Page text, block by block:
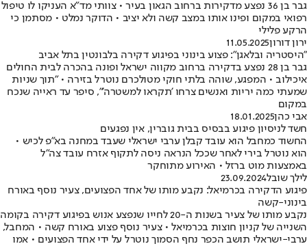
גבר בן 36 נפצע מדקירות ברחוב הגאון בעיר • צוותי מד"א העניקו לו טיפול
רפואי במקום ופינו אותו במצב קשה ולא יציב • הדוקר נמלט • מסתמן כי
הרקע פלילי
ירון דורון11.05.2025
"היסטריה ובלאגן": פצוע בינוני בפיגוע דקירה בלבונטין בתל אביב
גבר בן 28 נפצע בדקירה ברחוב מקווה ישראל ופונה בהכרה לבית החולים
איכילוב • המפגע, שוהה בלתי חוקי מטולכרם נוטרל בזירה • "תוך שניות
שמעתי כמה יריות ואנשים צרחו 'תקראו למשטרה'", סיפר עד ראייה שנכח
במקום
אבי כהן18.01.2025
חשד לניסיון פיגוע בבסיס בבית גוברין, אין נפגעים
החשוד כמחבל הוא עובד קבלן ערבי ישראלי שעבד במחנה בא"פ לכיש •
הוא נוטרל בירי לאחר שככל הנראה ניסה לתקוף אזרח עובד צה"ל
באמצעות מוט ברזל • האירוע מתוחקר
לילך שובל23.09.2024
פיגוע הדקירה בכרמיאל: נקבע מותו של אחד הפצועים, צעיר נוסף באורח
בינוני-קשה
נקבע מותו של צעיר בשנות ה-20 לחייו שנפצע אנוש בפיגוע דקירה בקומה
השנייה של קניון חוצות בכרמיאל • צעיר נוסף פצוע באורח קשה • המחבל,
ערבי-ישראלי תושב הכפר נחף הסמוך נוטרל על ידי אחד הפצועים • אמו